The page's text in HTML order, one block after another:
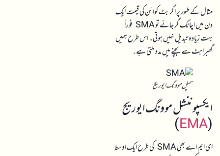
مثال کے طور پر اگر بٹ کوائن کی قیمت ایک
دن میں اچانک گر جائے تو SMA فوراً
بہت زیادہ تبدیل نہیں ہوتی۔ اس طرح ہمیں
گھبراہٹ سے بچنے میں مدد ملتی ہے۔
سمپل موونگ ایوریج
ایکسپوننشل موونگ ایوریج
(
EMA
)
ای ایم اے بھی SMA کی طرح ایک اوسط